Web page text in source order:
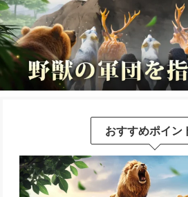
おすすめポイン